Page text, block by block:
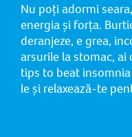
Nu poți adormi
energia și forța.
deranjeze, e grea,
arsurile la stomac, ai
tips to beat
le și relaxează-te